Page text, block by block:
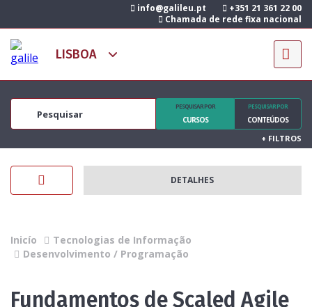
info@galileu.pt
+351 21 361 22 00
Chamada de rede fixa nacional
PESQUISAR POR
CURSOS
PESQUISAR POR
CONTEÚDOS
+ FILTROS
DETALHES
Inicío
Tecnologias de Informação
Desenvolvimento / Programação
Fundamentos de Scaled Agile